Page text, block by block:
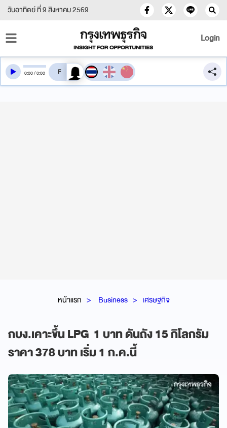
วันอาทิตย์ ที่ 9 สิงหาคม 2569
Login
หน้าแรก Business เศรษฐกิจ
กบง.เคาะขึ้น LPG 1 บาท ดันถัง 15 กิโลกรัม
ราคา 378 บาท เริ่ม 1 ก.ค.นี้
0:00/0:00 สลับเสียงอ่าน